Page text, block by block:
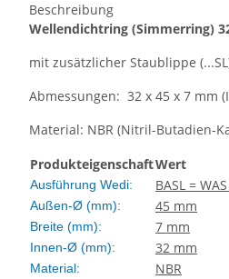
Beschreibung
Wellendichtring (Simmerring)
mit zusätzlicher Staublippe
Abmessungen: 32 x 45 x 7 mm
Material: NBR (Nitril-Butadien-
ProdukteigenschaftWert
Ausführung Wedi: BASL =
Außen-Ø (mm): 45 mm
Breite (mm): 7 mm
Innen-Ø (mm): 32 mm
Material:
NBR